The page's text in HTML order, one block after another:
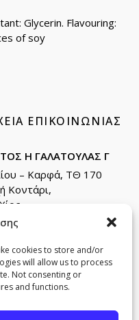
cookies to store and/or
will allow us to process
Not consenting or
and functions.
Glycerin. Flavouring:
of soy
ΕΠΙΚΟΙΝΩΝΊΑΣ
Η ΓΑΛΑΤΟΥΛΑΣ Γ
– Καρφά, ΤΘ 170
Κοντάρι,
22710 22666
mastic.gr
anemosmastic
στα newsletters